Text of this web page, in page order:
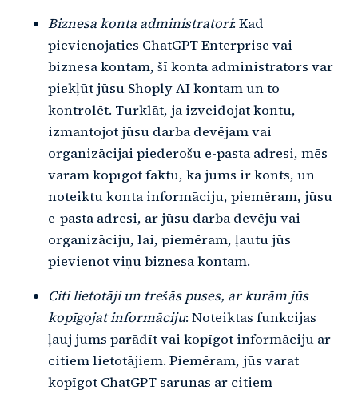
Biznesa konta administratori: Kad
pievienojaties ChatGPT Enterprise vai
biznesa kontam, šī konta administrators var
piekļūt jūsu Shoply AI kontam un to
kontrolēt. Turklāt, ja izveidojat kontu,
izmantojot jūsu darba devējam vai
organizācijai piederošu e-pasta adresi, mēs
varam kopīgot faktu, ka jums ir konts, un
noteiktu konta informāciju, piemēram, jūsu
e-pasta adresi, ar jūsu darba devēju vai
organizāciju, lai, piemēram, ļautu jūs
pievienot viņu biznesa kontam.
Citi lietotāji un trešās puses, ar kurām jūs
kopīgojat informāciju: Noteiktas funkcijas
ļauj jums parādīt vai kopīgot informāciju ar
citiem lietotājiem. Piemēram, jūs varat
kopīgot ChatGPT sarunas ar citiem